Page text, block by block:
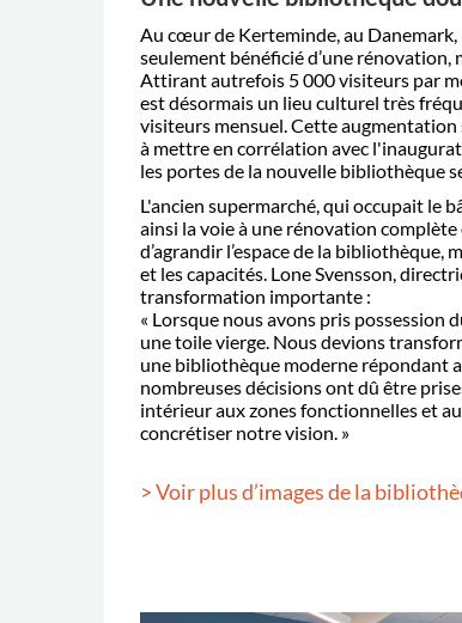
Au cœur de Kerteminde, au
seulement bénéficié d’une rénovation,
Attirant autrefois 5 000 visiteurs par
est désormais un lieu culturel très
visiteurs mensuel. Cette
à mettre en corrélation avec
les portes de la nouvelle bibliothèque
L'ancien supermarché, qui occupait le
ainsi la voie à une rénovation complète
d’agrandir l’espace de la bibliothèque,
et les capacités. Lone Svensson,
transformation importante :
« Lorsque nous avons pris possession
une toile vierge. Nous devions
une bibliothèque moderne répondant
nombreuses décisions ont dû être
intérieur aux zones fonctionnelles et
concrétiser notre vision. »
>Voir plus d’images de la